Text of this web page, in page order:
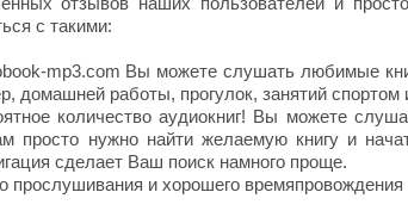
с такими:
mp3.com Вы можете слушать любимые
домашней работы, прогулок, занятий спортом
количество аудиокниг! Вы можете
просто нужно найти желаемую книгу и
сделает Ваш поиск намного проще.
прослушивания и хорошего времяпровождения